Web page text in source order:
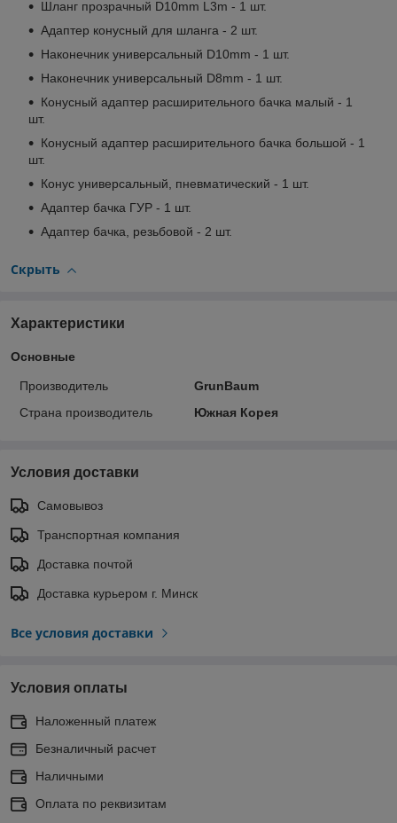
Шланг прозрачный D10mm L3m - 1 шт.
Адаптер конусный для шланга - 2 шт.
Наконечник универсальный D10mm - 1 шт.
Наконечник универсальный D8mm - 1 шт.
Конусный адаптер расширительного бачка малый - 1
шт.
Конусный адаптер расширительного бачка большой - 1
шт.
Конус универсальный, пневматический - 1 шт.
Адаптер бачка ГУР - 1 шт.
Адаптер бачка, резьбовой - 2 шт.
Скрыть
Характеристики
Основные
Производитель
GrunBaum
Страна производитель
Южная Корея
Условия доставки
Самовывоз
Транспортная компания
Доставка почтой
Доставка курьером г. Минск
Все условия доставки
Условия оплаты
Наложенный платеж
Безналичный расчет
Наличными
Оплата по реквизитам